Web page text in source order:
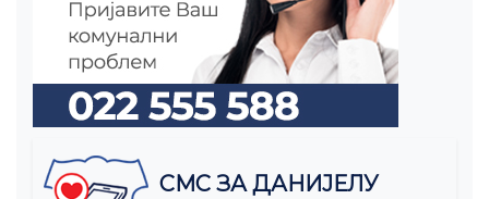
СМС ЗА ДАНИЈЕЛУ